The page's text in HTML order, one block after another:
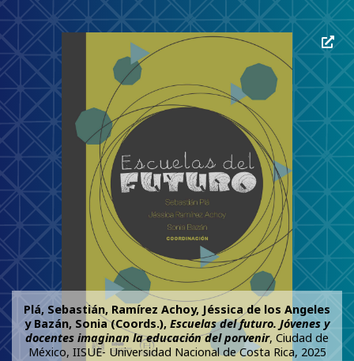
Plá, Sebastián, Ramírez Achoy, Jéssica de los Angeles
y Bazán, Sonia (Coords.), Escuelas del futuro. Jóvenes y
docentes imaginan la educación del porvenir, Ciudad de
México, IISUE- Universidad Nacional de Costa Rica, 2025